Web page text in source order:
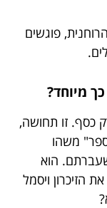
פוגשים
מיוחד?
כסף. זו תחושה,
משהו
הוא
הזיכרון ויסמל